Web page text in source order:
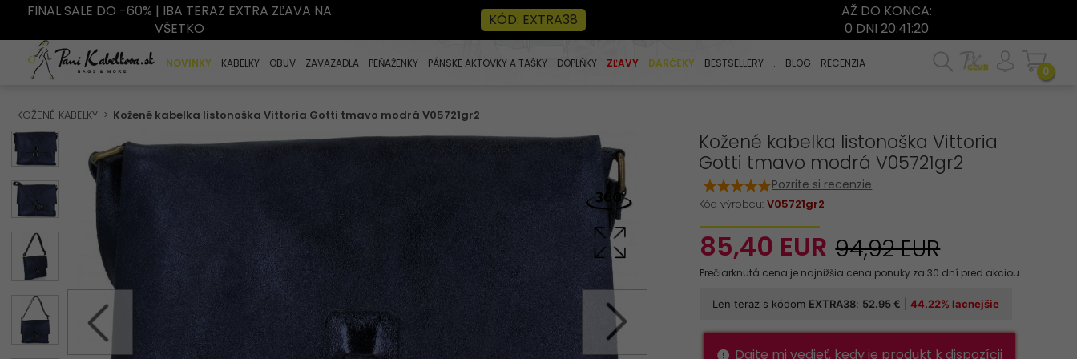
FINAL SALE DO -60% | IBA TERAZ EXTRA ZĽAVA NA
VŠETKO
KÓD: EXTRA38
AŽ DO KONCA:
0 DNI 20:41:20
NOVINKY KABELKY OBUV ZAVAZADLA PEŇAŽENKY PÁNSKE AKTOVKY A TAŠKY DOPLŇKY ZĽAVY DARČEKY BESTSELLERY . BLOG RECENZIA
0
KOŽENÉ KABELKY Kožené kabelka listonoška Vittoria Gotti tmavo modrá V05721gr2
Kožené kabelka listonoška Vittoria
Gotti tmavo modrá V05721gr2
Kód výrobcu:V05721gr2
Pozrite si recenzie
85,40 EUR 94,92 EUR
Dajte mi vedieť, kedy je produkt k dispozícii